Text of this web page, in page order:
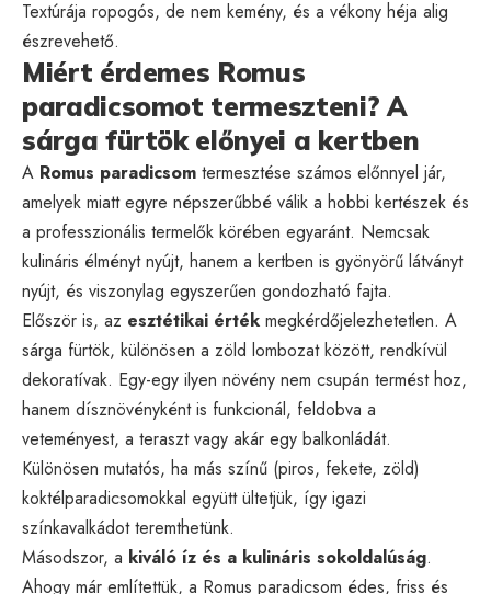
Textúrája ropogós, de nem kemény, és a vékony héja alig
észrevehető.
Miért érdemes Romus
paradicsomot termeszteni? A
sárga fürtök előnyei a kertben
A Romus paradicsom termesztése számos előnnyel jár,
amelyek miatt egyre népszerűbbé válik a hobbi kertészek és
a professzionális termelők körében egyaránt. Nemcsak
kulináris élményt nyújt, hanem a kertben is gyönyörű látványt
nyújt, és viszonylag egyszerűen gondozható fajta.
Először is, az esztétikai érték megkérdőjelezhetetlen. A
sárga fürtök, különösen a zöld lombozat között, rendkívül
dekoratívak. Egy-egy ilyen növény nem csupán termést hoz,
hanem dísznövényként is funkcionál, feldobva a
veteményest, a teraszt vagy akár egy balkonládát.
Különösen mutatós, ha más színű (piros, fekete, zöld)
koktélparadicsomokkal együtt ültetjük, így igazi
színkavalkádot teremthetünk.
Másodszor, a kiváló íz és a kulináris sokoldalúság.
Ahogy már említettük, a Romus paradicsom édes, friss és